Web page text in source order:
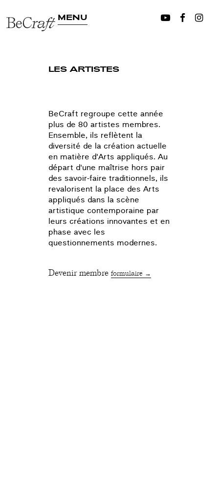
MENU
LES ARTISTES
BeCraft regroupe cette année
plus de 80 artistes membres.
Ensemble, ils reflètent la
diversité de la création actuelle
en matière d'Arts appliqués. Au
départ d'une maîtrise hors pair
des savoir-faire traditionnels, ils
revalorisent la place des Arts
appliqués dans la scène
artistique contemporaine par
leurs créations innovantes et en
phase avec les
questionnements modernes.
Devenir membre formulaire →